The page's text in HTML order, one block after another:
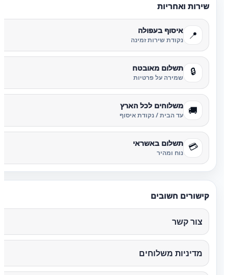
שירות ואחריות
📍 איסוף בעפולה
נקודת שירות זמינה
🔒 תשלום מאובטח
שמירה על פרטיות
🚚 משלוחים לכל הארץ
עד הבית / נקודת איסוף
💳 תשלום באשראי
נוח ומהיר
קישורים חשובים
צור קשר
מדיניות משלוחים